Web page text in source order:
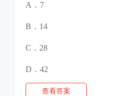
A．7
B．14
C．28
D．42
查看答案